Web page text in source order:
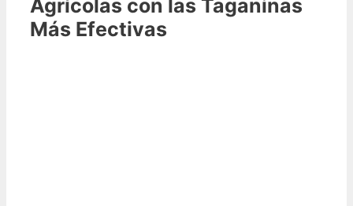
Agrícolas con las Taganinas
Más Efectivas